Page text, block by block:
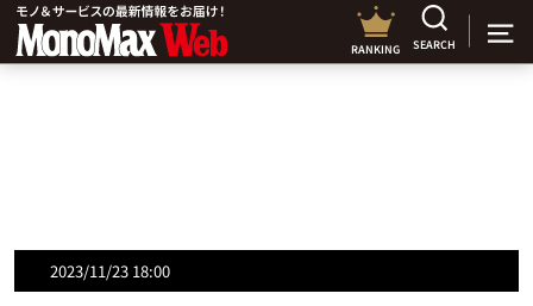
RANKING SEARCH
2023/11/23 18:00